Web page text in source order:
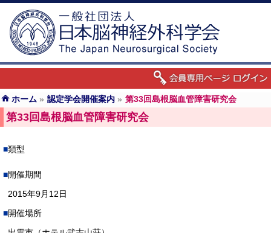
ホーム » 認定学会開催案内 » 第33回島根脳血管障害研究会
第33回島根脳血管障害研究会
類型
開催期間
2015年9月12日
開催場所